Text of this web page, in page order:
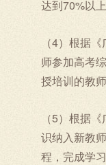
达到70%以
（4）根据
师参加高考
授培训的教
（5）根据
识纳入新教
程，完成学习